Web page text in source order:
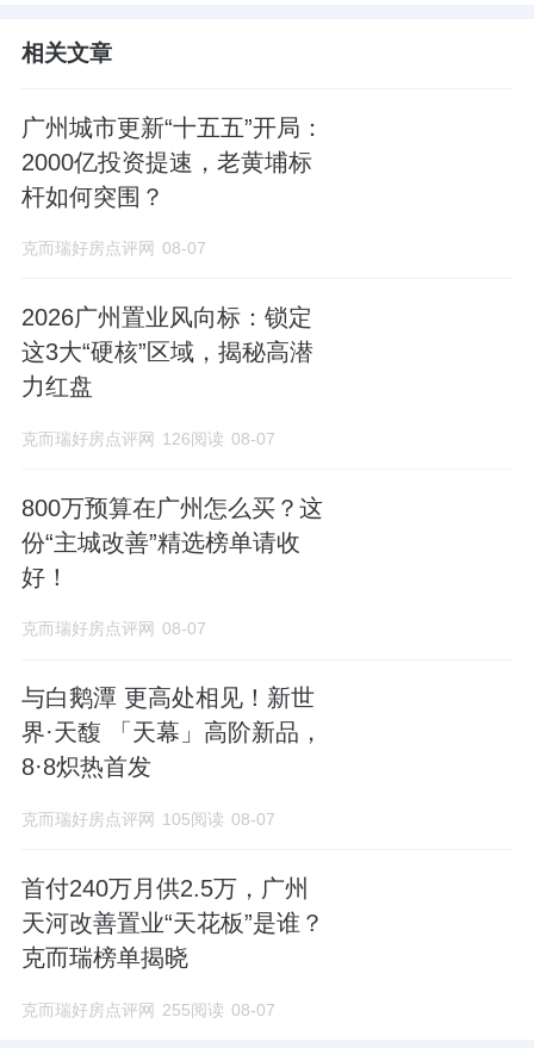
相关文章
广州城市更新“十五五”开局：
2000亿投资提速，老黄埔标
杆如何突围？
克而瑞好房点评网 08-07
2026广州置业风向标：锁定
这3大“硬核”区域，揭秘高潜
力红盘
克而瑞好房点评网 126阅读 08-07
800万预算在广州怎么买？这
份“主城改善”精选榜单请收
好！
克而瑞好房点评网 08-07
与白鹅潭 更高处相见！新世
界·天馥 「天幕」高阶新品，
8·8炽热首发
克而瑞好房点评网 105阅读 08-07
首付240万月供2.5万，广州
天河改善置业“天花板”是谁？
克而瑞榜单揭晓
克而瑞好房点评网 255阅读 08-07